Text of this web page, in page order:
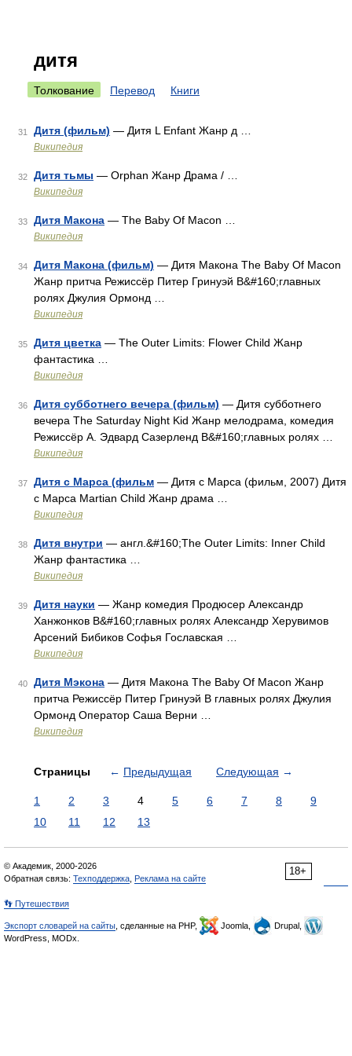
дитя
Толкование Перевод Книги
31 Дитя (фильм) — Дитя L Enfant Жанр д …
Википедия
32 Дитя тьмы — Orphan Жанр Драма / …
Википедия
33 Дитя Макона — The Baby Of Macon …
Википедия
34 Дитя Макона (фильм) — Дитя Макона The Baby Of Macon
Жанр притча Режиссёр Питер Гринуэй В&#160;главных
ролях Джулия Ормонд …
Википедия
35 Дитя цветка — The Outer Limits: Flower Child Жанр
фантастика …
Википедия
36 Дитя субботнего вечера (фильм) — Дитя субботнего
вечера The Saturday Night Kid Жанр мелодрама, комедия
Режиссёр А. Эдвард Сазерленд В&#160;главных ролях …
Википедия
37 Дитя с Марса (фильм — Дитя с Марса (фильм, 2007) Дитя
с Марса Martian Child Жанр драма …
Википедия
38 Дитя внутри — англ.&#160;The Outer Limits: Inner Child
Жанр фантастика …
Википедия
39 Дитя науки — Жанр комедия Продюсер Александр
Ханжонков В&#160;главных ролях Александр Херувимов
Арсений Бибиков Софья Гославская …
Википедия
40 Дитя Мэкона — Дитя Макона The Baby Of Macon Жанр
притча Режиссёр Питер Гринуэй В главных ролях Джулия
Ормонд Оператор Саша Верни …
Википедия
Страницы ← Предыдущая Следующая →
1 2 3 4 5 6 7 8
9
10
11 12 13
18+
© Академик, 2000-2026
Обратная связь: Техподдержка Реклама на сайте
👣 Путешествия
Экспорт словарей на сайты , сделанные на PHP, Joomla,
Drupal,
WordPress, MODx.